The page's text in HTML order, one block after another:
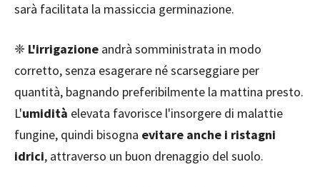
sarà facilitata la massiccia germinazione.
❈ L'irrigazione andrà somministrata in modo
corretto, senza esagerare né scarseggiare per
quantità, bagnando preferibilmente la mattina presto.
L'umidità elevata favorisce l'insorgere di malattie
fungine, quindi bisogna evitare anche i ristagni
idrici, attraverso un buon drenaggio del suolo.